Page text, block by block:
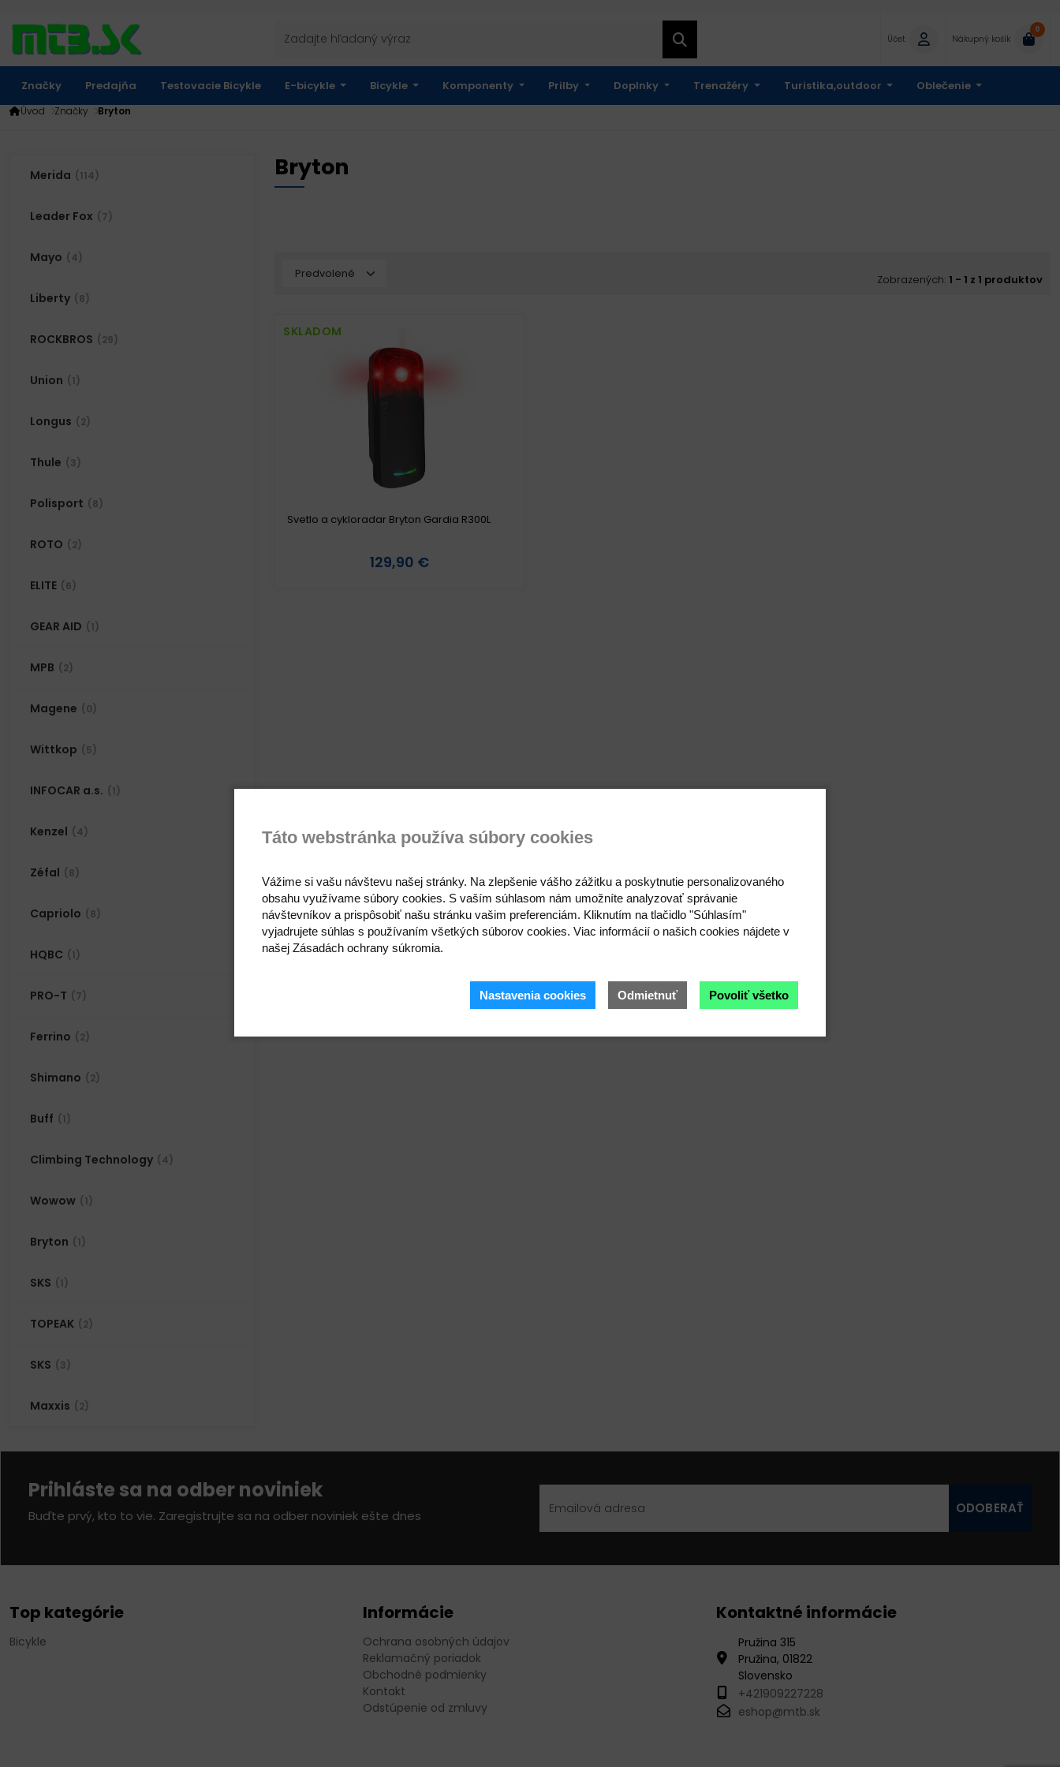
Účet Nákupný košík
0
Značky Predajňa Testovacie Bicykle E-bicykle Bicykle Komponenty Prilby Doplnky Trenažéry Turistika,outdoor Oblečenie
Úvod Značky Bryton
Merida (114)
Leader Fox (7)
Mayo (4)
Liberty (8)
ROCKBROS (29)
Union (1)
Longus (2)
Thule (3)
Polisport (8)
ROTO (2)
ELITE (6)
GEAR AID (1)
MPB (2)
Magene (0)
Wittkop (5)
INFOCAR a.s. (1)
Kenzel (4)
Zéfal (8)
Capriolo (8)
HQBC (1)
PRO-T (7)
Ferrino (2)
Shimano (2)
Buff (1)
Climbing Technology (4)
Wowow (1)
Bryton (1)
SKS (1)
TOPEAK (2)
SKS (3)
Maxxis (2)
Bryton
Zobrazených: 1 - 1 z 1 produktov
SKLADOM
Svetlo a cykloradar Bryton Gardia R300L
129,90 €
Prihláste sa na odber noviniek
Buďte prvý, kto to vie. Zaregistrujte sa na odber noviniek ešte dnes ODOBERAŤ
Top kategórie
Bicykle
Informácie
Ochrana osobných údajov
Reklamačný poriadok
Obchodné podmienky
Kontakt
Odstúpenie od zmluvy
Kontaktné informácie
Pružina 315
Pružina, 01822
Slovensko
+421909227228
eshop@mtb.sk
Táto webstránka používa súbory cookies
Vážime si vašu návštevu našej stránky. Na zlepšenie vášho zážitku a poskytnutie personalizovaného
obsahu využívame súbory cookies. S vaším súhlasom nám umožníte analyzovať správanie
návštevníkov a prispôsobiť našu stránku vašim preferenciám. Kliknutím na tlačidlo "Súhlasím"
vyjadrujete súhlas s používaním všetkých súborov cookies. Viac informácií o našich cookies nájdete v
našej Zásadách ochrany súkromia.
Nastavenia cookies Odmietnuť Povoliť všetko